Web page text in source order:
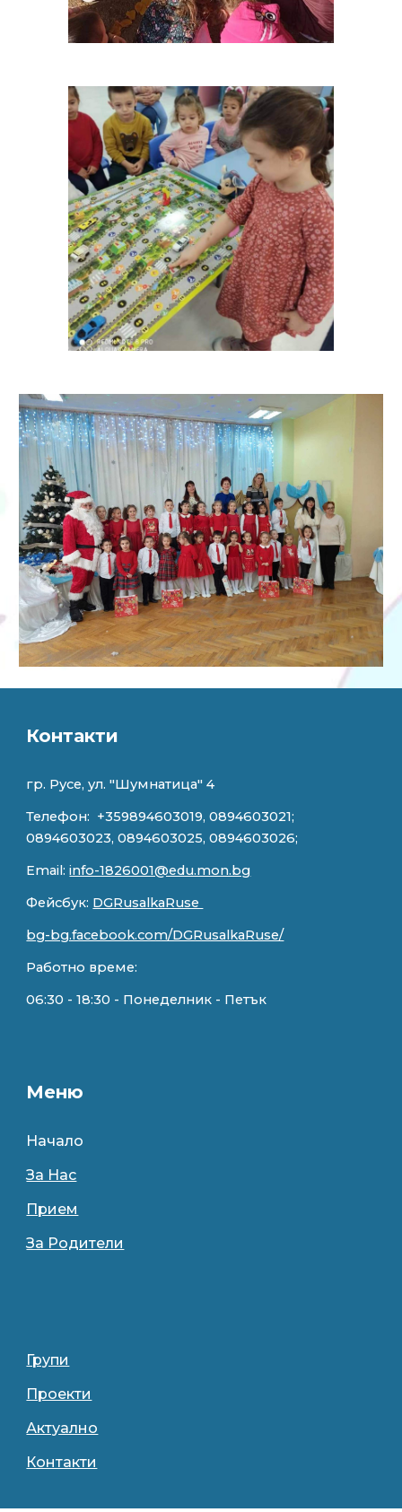
Контакти
гр. Русе, ул. "Шумнатица" 4
Телефон: +359894603019, 0894603021;
0894603023, 0894603025, 0894603026;
Email:info-1826001@edu.mon.bg
Фейсбук: DGRusalkaRuse
bg-bg.facebook.com/DGRusalkaRuse/
Работно време:
06:30 - 18:30 - Понеделник - Петък
Меню
Начало
За Нас
Прием
За Родители
Групи
Проекти
Актуално
Контакти